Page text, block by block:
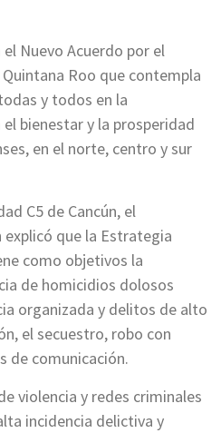
Nuevo Acuerdo por el
Roo que contempla
y todos en la
bienestar y la prosperidad
en el norte, centro y sur
C5 de Cancún, el
que la Estrategia
como objetivos la
de homicidios dolosos
organizada y delitos de alto
el secuestro, robo con
de comunicación.
violencia y redes criminales
incidencia delictiva y